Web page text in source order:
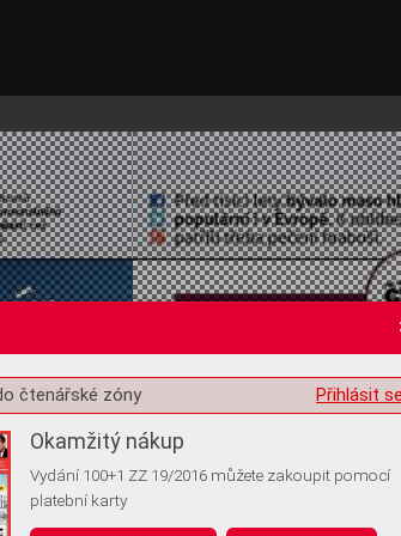
volitelných informací
Přihlásit
čtenářské zóny
Okamžitý nákup
Vydání 100+1 ZZ 19/2016 můžete zakoupit pomocí
platební karty